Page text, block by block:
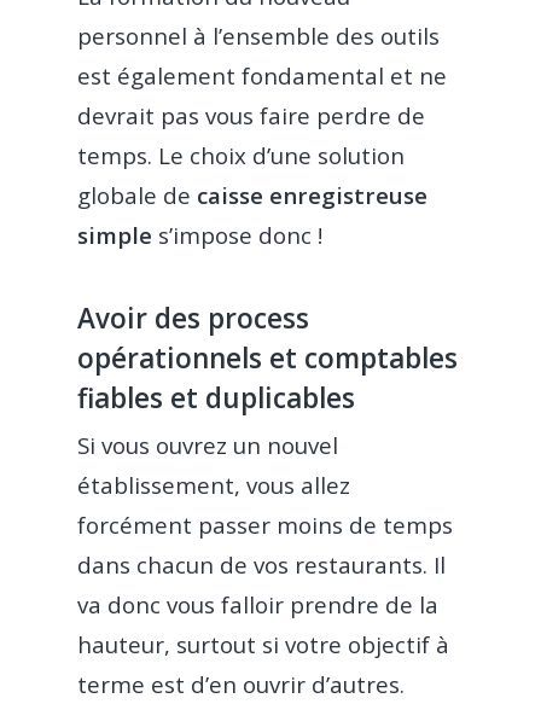
personnel à l’ensemble des outils
est également fondamental et ne
devrait pas vous faire perdre de
temps. Le choix d’une solution
globale de caisse enregistreuse
simple s’impose donc !
Avoir des process
opérationnels et comptables
fiables et duplicables
Si vous ouvrez un nouvel
établissement, vous allez
forcément passer moins de temps
dans chacun de vos restaurants. Il
va donc vous falloir prendre de la
hauteur, surtout si votre objectif à
terme est d’en ouvrir d’autres.
Produit
Commande et
Prix